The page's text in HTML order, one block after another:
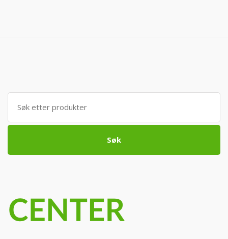
Søk
etter:
Søk